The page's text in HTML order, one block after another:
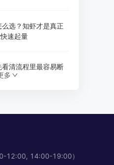
研发和产品迭代？
选？知虾才是真正
速起量
清流程里最容易断
多
12:00, 14:00-19:00）